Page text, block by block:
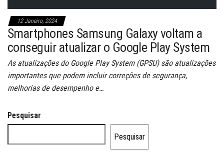
12 Janeiro, 2024
Smartphones Samsung Galaxy voltam a
conseguir atualizar o Google Play System
As atualizações do Google Play System (GPSU) são atualizações
importantes que podem incluir correções de segurança,
melhorias de desempenho e…
Pesquisar
Pesquisar